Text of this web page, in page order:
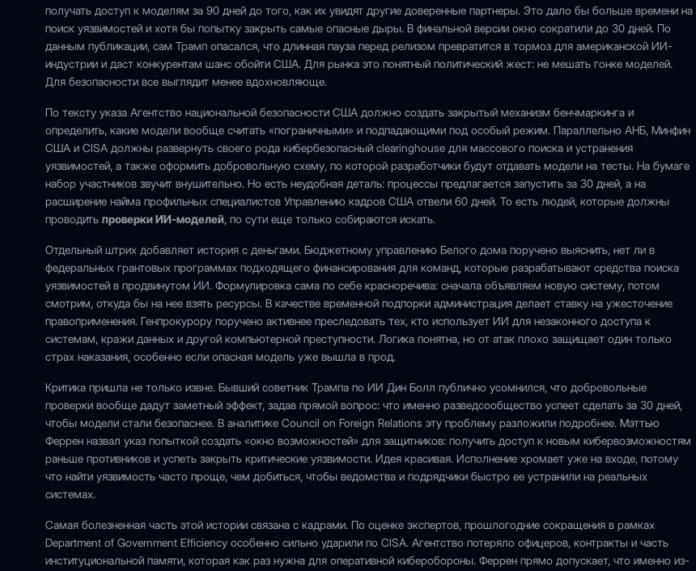
получать доступ к моделям за 90 дней до того, как их увидят другие доверенные партнеры. Это дало бы больше времени на
поиск уязвимостей и хотя бы попытку закрыть самые опасные дыры. В финальной версии окно сократили до 30 дней. По
данным публикации, сам Трамп опасался, что длинная пауза перед релизом превратится в тормоз для американской ИИ-
индустрии и даст конкурентам шанс обойти США. Для рынка это понятный политический жест: не мешать гонке моделей.
Для безопасности все выглядит менее вдохновляюще.
По тексту указа Агентство национальной безопасности США должно создать закрытый механизм бенчмаркинга и
определить, какие модели вообще считать «пограничными» и подпадающими под особый режим. Параллельно АНБ, Минфин
США и CISA должны развернуть своего рода кибербезопасный clearinghouse для массового поиска и устранения
уязвимостей, а также оформить добровольную схему, по которой разработчики будут отдавать модели на тесты. На бумаге
набор участников звучит внушительно. Но есть неудобная деталь: процессы предлагается запустить за 30 дней, а на
расширение найма профильных специалистов Управлению кадров США отвели 60 дней. То есть людей, которые должны
проводить проверки ИИ-моделей, по сути еще только собираются искать.
Отдельный штрих добавляет история с деньгами. Бюджетному управлению Белого дома поручено выяснить, нет ли в
федеральных грантовых программах подходящего финансирования для команд, которые разрабатывают средства поиска
уязвимостей в продвинутом ИИ. Формулировка сама по себе красноречива: сначала объявляем новую систему, потом
смотрим, откуда бы на нее взять ресурсы. В качестве временной подпорки администрация делает ставку на ужесточение
правоприменения. Генпрокурору поручено активнее преследовать тех, кто использует ИИ для незаконного доступа к
системам, кражи данных и другой компьютерной преступности. Логика понятна, но от атак плохо защищает один только
страх наказания, особенно если опасная модель уже вышла в прод.
Критика пришла не только извне. Бывший советник Трампа по ИИ Дин Болл публично усомнился, что добровольные
проверки вообще дадут заметный эффект, задав прямой вопрос: что именно разведсообщество успеет сделать за 30 дней,
чтобы модели стали безопаснее. В аналитике Council on Foreign Relations эту проблему разложили подробнее. Мэттью
Феррен назвал указ попыткой создать «окно возможностей» для защитников: получить доступ к новым кибервозможностям
раньше противников и успеть закрыть критические уязвимости. Идея красивая. Исполнение хромает уже на входе, потому
что найти уязвимость часто проще, чем добиться, чтобы ведомства и подрядчики быстро ее устранили на реальных
системах.
Самая болезненная часть этой истории связана с кадрами. По оценке экспертов, прошлогодние сокращения в рамках
Department of Government Efficiency особенно сильно ударили по CISA. Агентство потеряло офицеров, контракты и часть
институциональной памяти, которая как раз нужна для оперативной киберобороны. Феррен прямо допускает, что именно из-